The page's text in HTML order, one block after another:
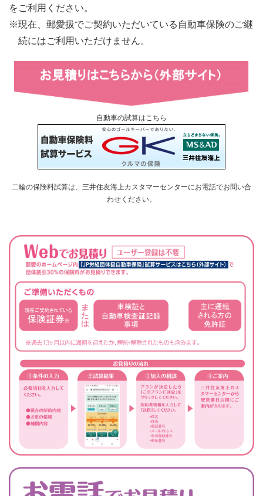
をご利用ください。
現在、郵愛扱でご契約いただいている自動車保険のご継
続にはご利用いただけません。
自動車の試算はこちら
二輪の保険料試算は、三井住友海上カスタマーセンターにお電話でお問い合
わせください。